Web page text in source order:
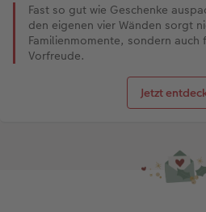
Fast so gut wie Geschenke
den eigenen vier Wänden sorgt
Familienmomente, sondern auch
Vorfreude.
Jetzt